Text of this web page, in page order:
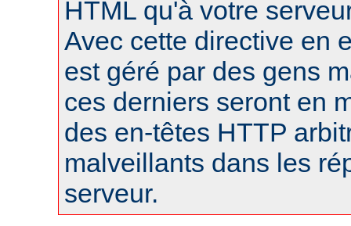
HTML qu'à votre
Avec cette directive en
est géré par des gens
ces derniers seront en
des en-têtes HTTP
malveillants dans les
serveur.